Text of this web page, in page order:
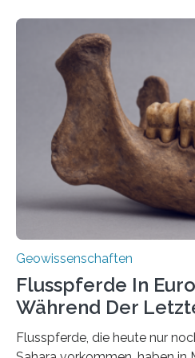
erzeugt durch Magma oder
Schlote einen Weg nach oben
Miriam Christina Reiss,
Johannes Gutenberg-
Team haben am Vulkan
solche Tremore lokalisiert.
nicht nur nachweisen,
Geowissenschaften
Flusspferde In
Während Der
Flusspferde, die heute nur